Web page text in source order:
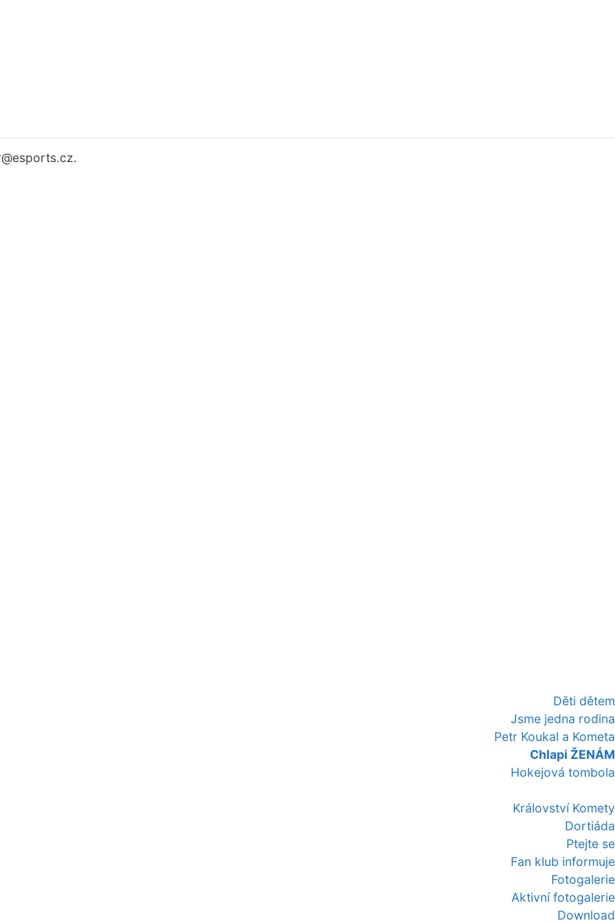
Děti dětem
Jsme jedna rodina
Petr Koukal a Kometa
Chlapi ŽENÁM
Hokejová tombola
Království Komety
Dortiáda
Ptejte se
Fan klub informuje
Fotogalerie
Aktivní fotogalerie
Download
@esports.cz.